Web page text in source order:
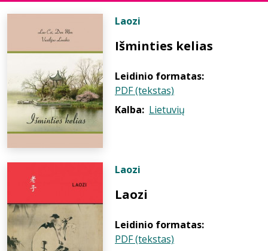
Laozi
Išminties kelias
Leidinio formatas:
PDF (tekstas)
Kalba: Lietuvių
Laozi
Laozi
Leidinio formatas:
PDF (tekstas)